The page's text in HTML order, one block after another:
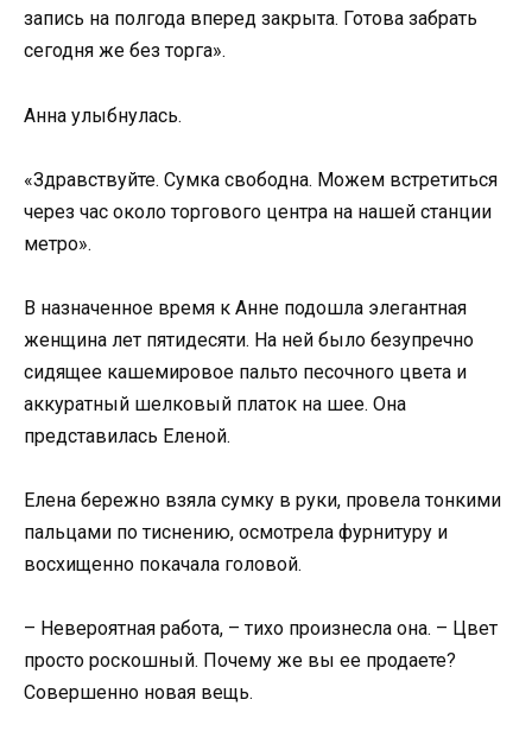
запись на полгода вперед закрыта. Готова забрать
сегодня же без торга».
Анна улыбнулась.
«Здравствуйте. Сумка свободна. Можем встретиться
через час около торгового центра на нашей станции
метро».
В назначенное время к Анне подошла элегантная
женщина лет пятидесяти. На ней было безупречно
сидящее кашемировое пальто песочного цвета и
аккуратный шелковый платок на шее. Она
представилась Еленой.
Елена бережно взяла сумку в руки, провела тонкими
пальцами по тиснению, осмотрела фурнитуру и
восхищенно покачала головой.
– Невероятная работа, – тихо произнесла она. – Цвет
просто роскошный. Почему же вы ее продаете?
Совершенно новая вещь.